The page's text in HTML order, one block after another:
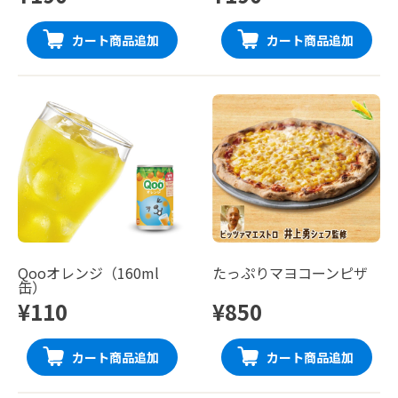
カート商品追加 カート商品追加
Qooオレンジ（160ml
缶）
¥110
カート商品追加
たっぷりマヨコーンピザ
¥850
カート商品追加